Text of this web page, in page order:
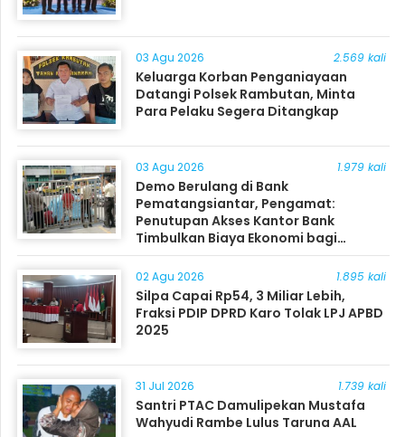
03 Agu 2026 2.569 kali
Keluarga Korban Penganiayaan
Datangi Polsek Rambutan, Minta
Para Pelaku Segera Ditangkap
03 Agu 2026 1.979 kali
Demo Berulang di Bank
Pematangsiantar, Pengamat:
Penutupan Akses Kantor Bank
Timbulkan Biaya Ekonomi bagi
Masyarakat
02 Agu 2026 1.895 kali
Silpa Capai Rp54, 3 Miliar Lebih,
Fraksi PDIP DPRD Karo Tolak LPJ APBD
2025
31 Jul 2026 1.739 kali
Santri PTAC Damulipekan Mustafa
Wahyudi Rambe Lulus Taruna AAL